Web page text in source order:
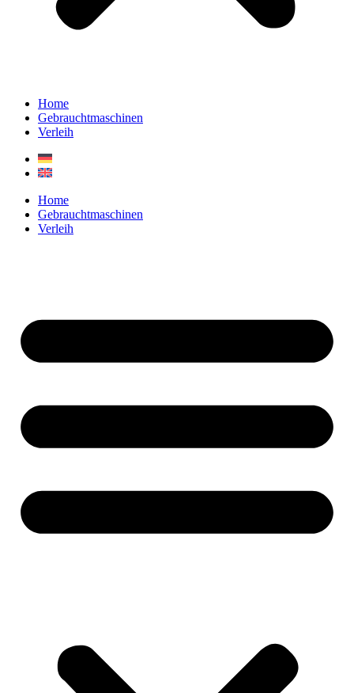
Home
Gebrauchtmaschinen
Verleih
Home
Gebrauchtmaschinen
Verleih